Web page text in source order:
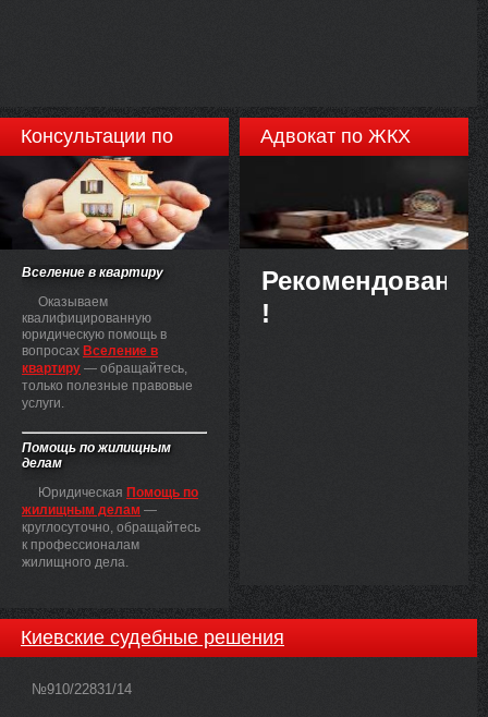
Консультации по
недвижимости
Вселение в квартиру
Оказываем
квалифицированную
юридическую помощь в
вопросах Вселение в
квартиру — обращайтесь,
только полезные правовые
услуги.
Помощь по жилищным
делам
Юридическая Помощь по
жилищным делам —
круглосуточно, обращайтесь
к профессионалам
жилищного дела.
Адвокат по ЖКХ
Рекомендовано
!
Киевские судебные решения
№910/22831/14